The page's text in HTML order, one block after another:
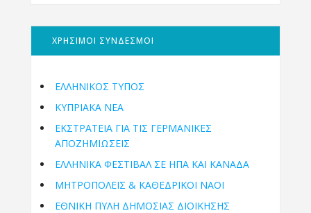
ΧΡΗΣΙΜΟΙ ΣΥΝΔΕΣΜΟΙ
ΕΛΛΗΝΙΚΟΣ ΤΥΠΟΣ
ΚΥΠΡΙΑΚΑ ΝΕΑ
ΕΚΣΤΡΑΤΕΙΑ ΓΙΑ ΤΙΣ ΓΕΡΜΑΝΙΚΕΣ
ΑΠΟΖΗΜΙΩΣΕΙΣ
ΕΛΛΗΝΙΚΆ ΦΕΣΤΙΒΆΛ ΣΕ ΗΠΑ ΚΑΙ ΚΑΝΑΔΑ
ΜΗΤΡΟΠΌΛΕΙΣ & ΚΑΘΕΔΡΙΚΟΊ ΝΑΟΊ
ΕΘΝΙΚΉ ΠΎΛΗ ΔΗΜΌΣΙΑΣ ΔΙΟΊΚΗΣΗΣ